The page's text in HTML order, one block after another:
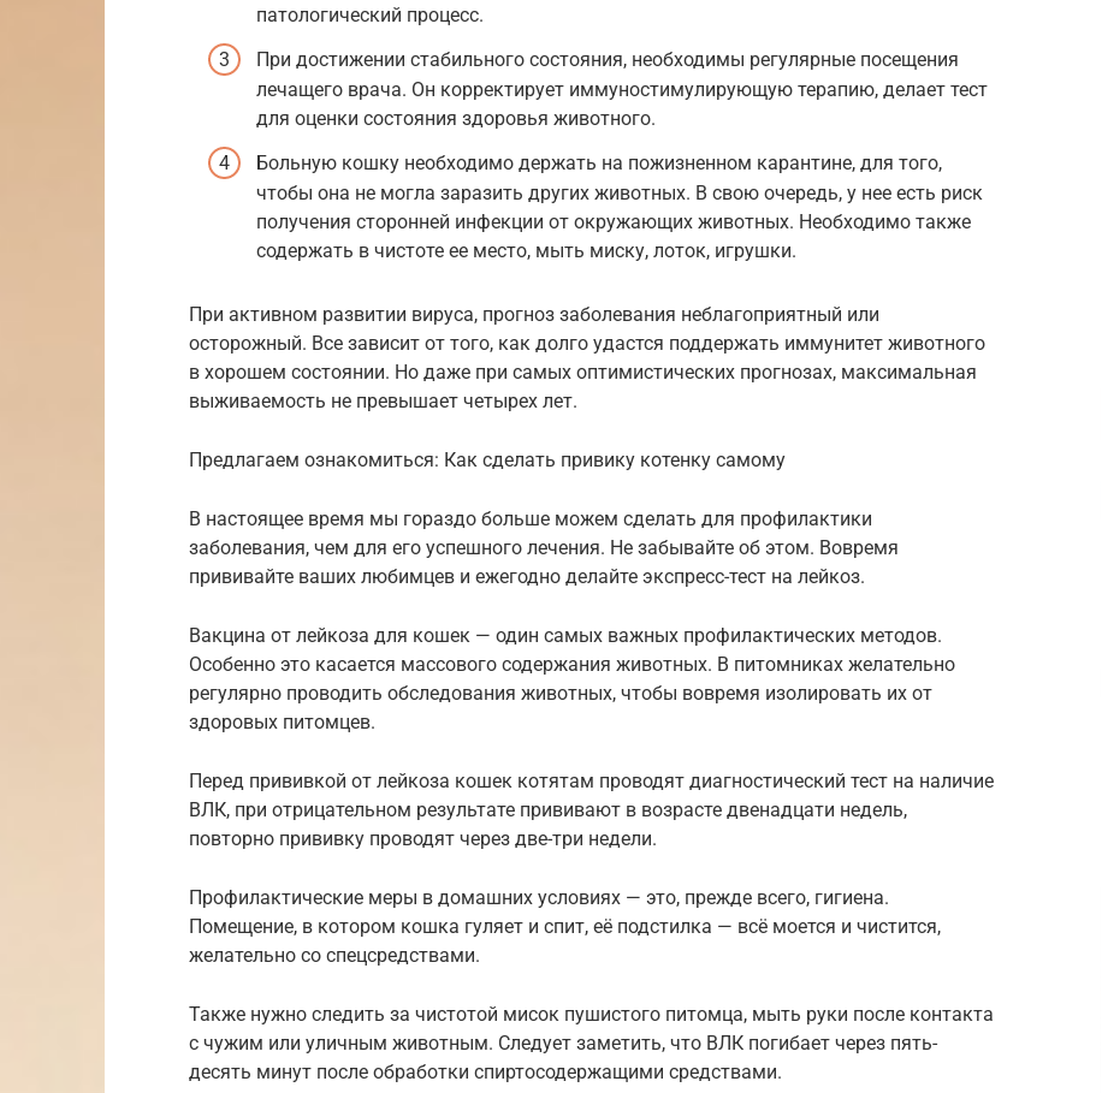
патологический процесс.
При достижении стабильного состояния, необходимы регулярные посещения
лечащего врача. Он корректирует иммуностимулирующую терапию, делает тест
для оценки состояния здоровья животного.
Больную кошку необходимо держать на пожизненном карантине, для того,
чтобы она не могла заразить других животных. В свою очередь, у нее есть риск
получения сторонней инфекции от окружающих животных. Необходимо также
содержать в чистоте ее место, мыть миску, лоток, игрушки.
При активном развитии вируса, прогноз заболевания неблагоприятный или
осторожный. Все зависит от того, как долго удастся поддержать иммунитет животного
в хорошем состоянии. Но даже при самых оптимистических прогнозах, максимальная
выживаемость не превышает четырех лет.
Предлагаем ознакомиться: Как сделать привику котенку самому
В настоящее время мы гораздо больше можем сделать для профилактики
заболевания, чем для его успешного лечения. Не забывайте об этом. Вовремя
прививайте ваших любимцев и ежегодно делайте экспресс-тест на лейкоз.
Вакцина от лейкоза для кошек — один самых важных профилактических методов.
Особенно это касается массового содержания животных. В питомниках желательно
регулярно проводить обследования животных, чтобы вовремя изолировать их от
здоровых питомцев.
Перед прививкой от лейкоза кошек котятам проводят диагностический тест на наличие
ВЛК, при отрицательном результате прививают в возрасте двенадцати недель,
повторно прививку проводят через две-три недели.
Профилактические меры в домашних условиях — это, прежде всего, гигиена.
Помещение, в котором кошка гуляет и спит, её подстилка — всё моется и чистится,
желательно со спецсредствами.
Также нужно следить за чистотой мисок пушистого питомца, мыть руки после контакта
с чужим или уличным животным. Следует заметить, что ВЛК погибает через пять-
десять минут после обработки спиртосодержащими средствами.